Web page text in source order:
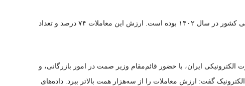
۵۱ میلیارد دلار ارزش معاملات تجارت الکترونیکی کشور در سال ۱۴۰۲ بوده است. ارزش این معاملات ۷۴ درصد و تعداد
ایران، با حضور قائم‌مقام وزیر صمت در امور بازرگانی، و
گفت: ارزش معاملات را از سه‌هزار همت بالاتر ببرد. داده‌های